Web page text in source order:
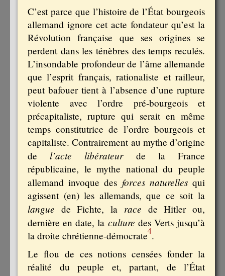
C’est parce que l’histoire de l’État bourgeois
allemand ignore cet acte fondateur qu’est la
Révolution française que ses origines se
perdent dans les ténèbres des temps reculés.
L’insondable profondeur de l’âme allemande
que l’esprit français, rationaliste et railleur,
peut bafouer tient à l’absence d’une rupture
violente avec l’ordre pré-bourgeois et
précapitaliste, rupture qui serait en même
temps constitutrice de l’ordre bourgeois et
capitaliste. Contrairement au mythe d’origine
del’acte libérateur de la France
républicaine, le mythe national du peuple
allemand invoque des forces naturellesqui
agissent (en) les allemands, que ce soit la
langue de Fichte, la race de Hitler ou,
dernière en date, la culture des Verts jusqu’à
la droite chrétienne-démocrate4.
Le flou de ces notions censées fonder la
réalité du peuple et, partant, de l’État